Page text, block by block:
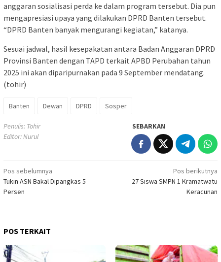
anggaran sosialisasi perda ke dalam program tersebut. Dia pun
mengapresiasi upaya yang dilakukan DPRD Banten tersebut.
“DPRD Banten banyak mengurangi kegiatan,” katanya.
Sesuai jadwal, hasil kesepakatan antara Badan Anggaran DPRD
Provinsi Banten dengan TAPD terkait APBD Perubahan tahun
2025 ini akan diparipurnakan pada 9 September mendatang.
(tohir)
Banten Dewan DPRD Sosper
Penulis: Tohir
Editor: Nurul
SEBARKAN
Navigasi
pos
Pos sebelumnya
Tukin ASN Bakal Dipangkas 5
Persen
Pos berikutnya
27 Siswa SMPN 1 Kramatwatu
Keracunan
POS TERKAIT